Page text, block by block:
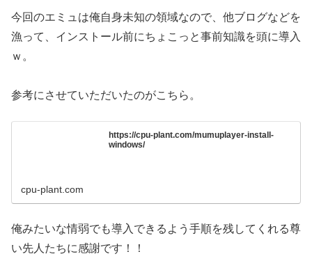
今回のエミュは俺自身未知の領域なので、他ブログなどを
漁って、インストール前にちょこっと事前知識を頭に導入
ｗ。
参考にさせていただいたのがこちら。
https://cpu-plant.com/mumuplayer-install-
windows/
cpu-plant.com
俺みたいな情弱でも導入できるよう手順を残してくれる尊
い先人たちに感謝です！！